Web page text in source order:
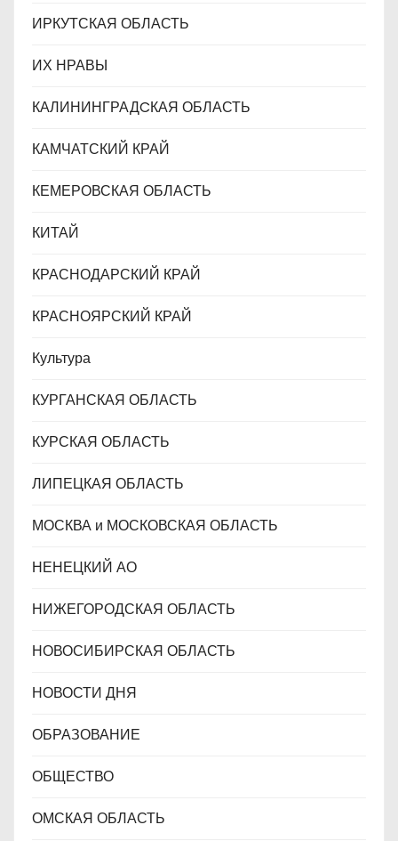
ИРКУТСКАЯ ОБЛАСТЬ
ИХ НРАВЫ
КАЛИНИНГРАДCКАЯ ОБЛАСТЬ
КАМЧАТСКИЙ КРАЙ
КЕМЕРОВСКАЯ ОБЛАСТЬ
КИТАЙ
КРАСНОДАРСКИЙ КРАЙ
КРАСНОЯРСКИЙ КРАЙ
Культура
КУРГАНСКАЯ ОБЛАСТЬ
КУРСКАЯ ОБЛАСТЬ
ЛИПЕЦКАЯ ОБЛАСТЬ
МОСКВА и МОСКОВСКАЯ ОБЛАСТЬ
НЕНЕЦКИЙ АО
НИЖЕГОРОДСКАЯ ОБЛАСТЬ
НОВОСИБИРСКАЯ ОБЛАСТЬ
НОВОСТИ ДНЯ
ОБРАЗОВАНИЕ
ОБЩЕСТВО
ОМСКАЯ ОБЛАСТЬ